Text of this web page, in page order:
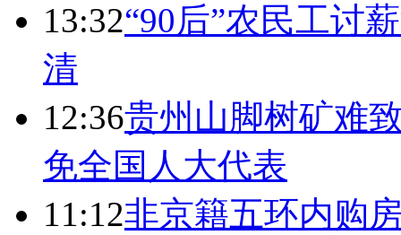
13:32“90后”农民工讨
清
12:36贵州山脚树矿难
免全国人大代表
11:12非京籍五环内购